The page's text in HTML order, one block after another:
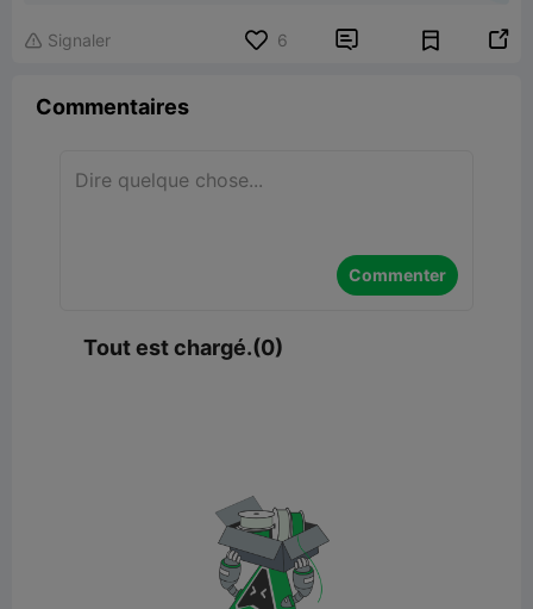
 Signaler 6  
Commentaires
Commenter
Tout est chargé.(0)